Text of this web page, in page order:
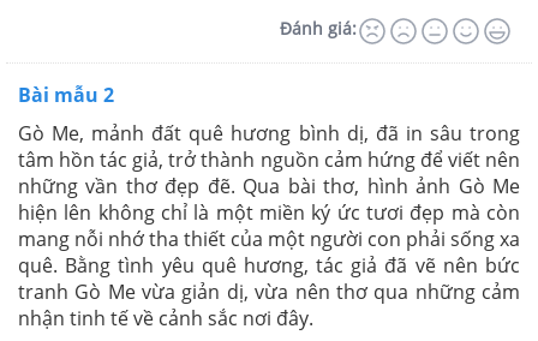
Đánh giá:
Bài mẫu 2
Gò Me, mảnh đất quê hương bình dị, đã in sâu trong
tâm hồn tác giả, trở thành nguồn cảm hứng để viết nên
những vần thơ đẹp đẽ. Qua bài thơ, hình ảnh Gò Me
hiện lên không chỉ là một miền ký ức tươi đẹp mà còn
mang nỗi nhớ tha thiết của một người con phải sống xa
quê. Bằng tình yêu quê hương, tác giả đã vẽ nên bức
tranh Gò Me vừa giản dị, vừa nên thơ qua những cảm
nhận tinh tế về cảnh sắc nơi đây.